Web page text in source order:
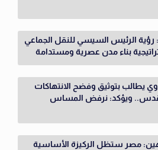
رؤية الرئيس السيسي للنقل الجماعي
بناء مدن عصرية ومستدامة
يطالب بتوثيق وفضح الانتهاكات
ويؤكد: نرفض المساس
مصر ستظل الركيزة الأساسية